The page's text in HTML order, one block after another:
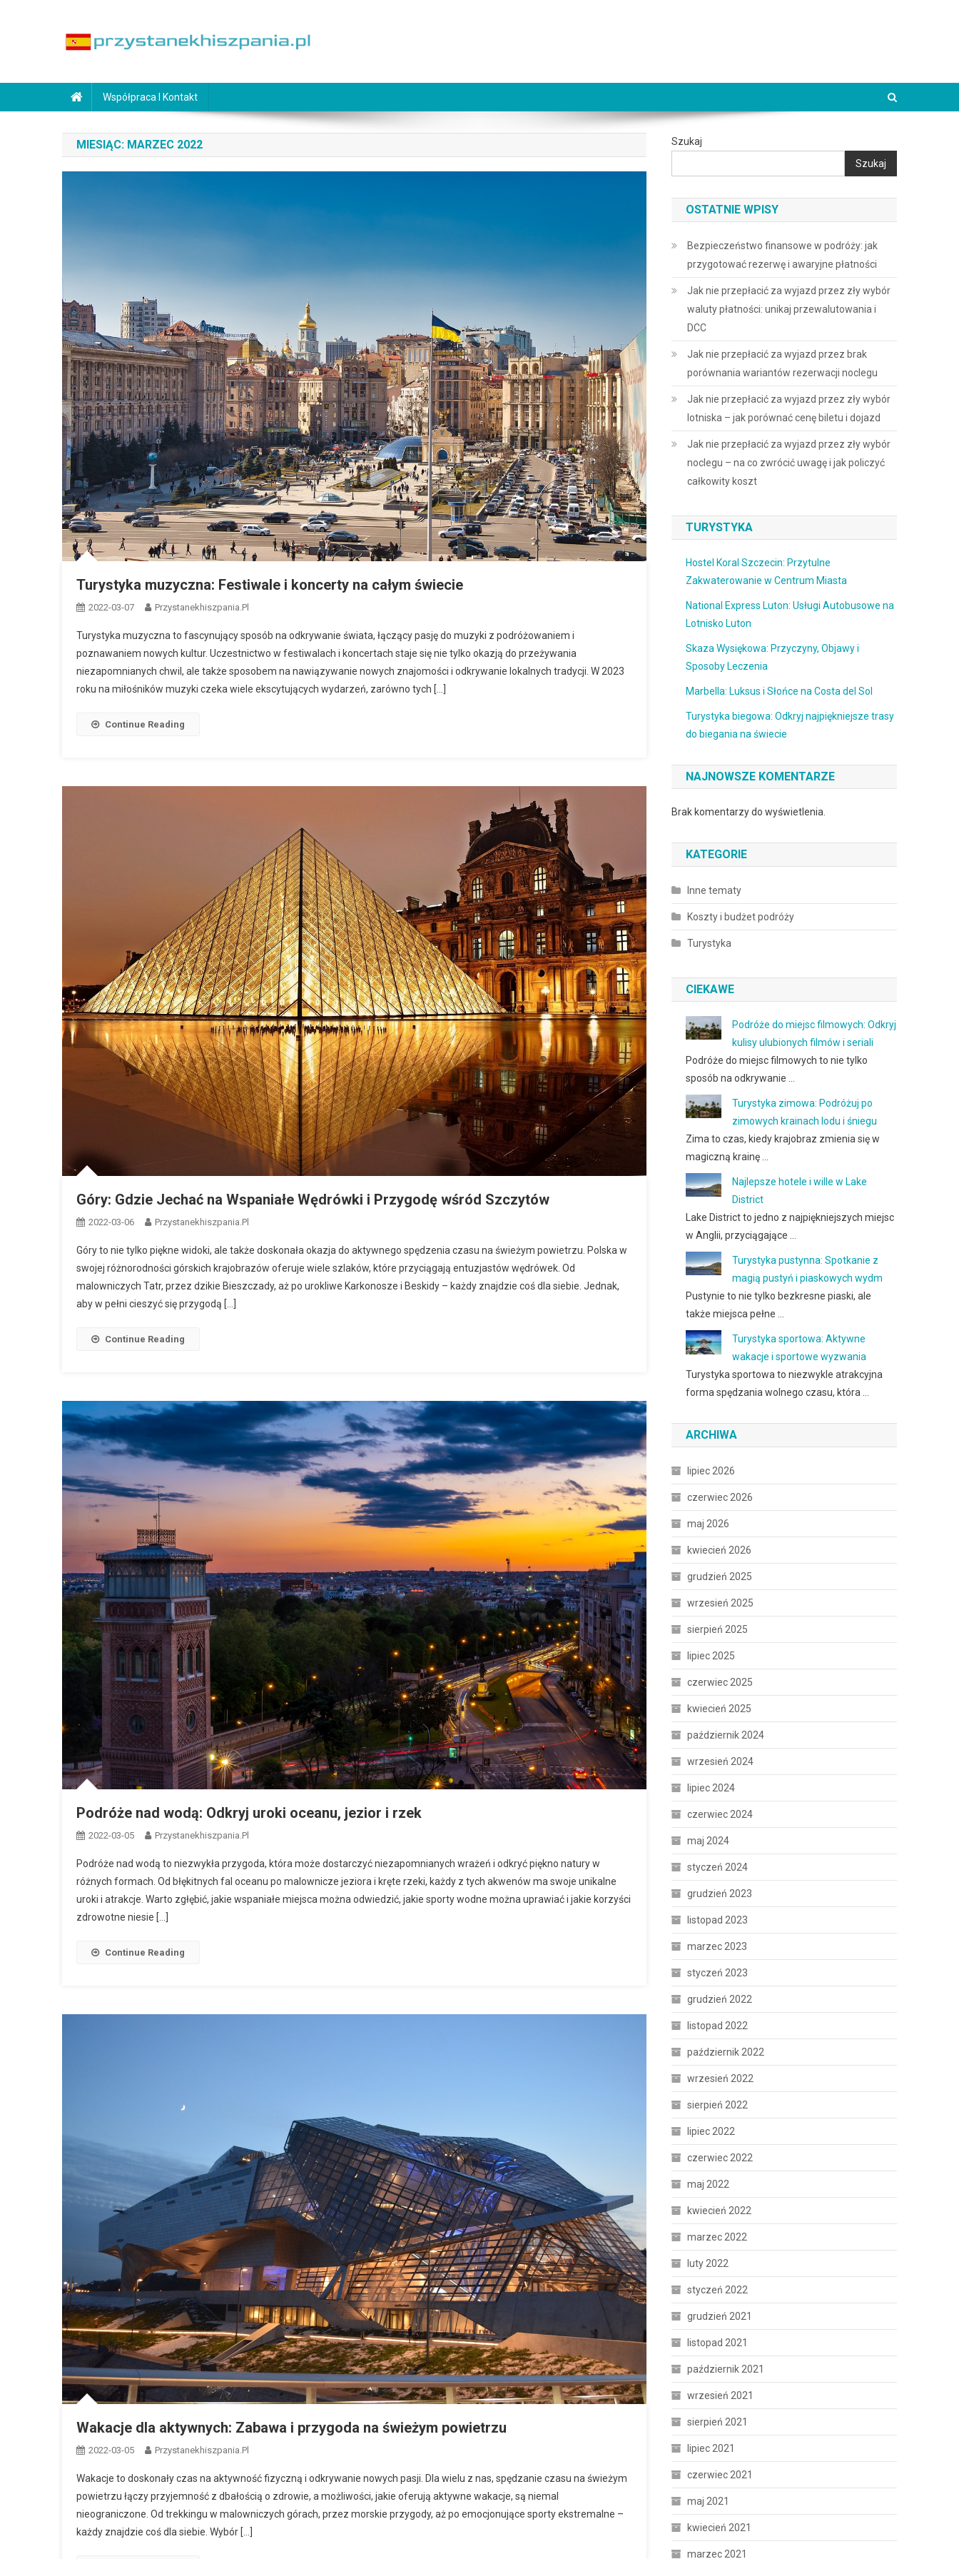
Współpraca I Kontakt
MIESIĄC: MARZEC 2022
Turystyka muzyczna: Festiwale i koncerty na całym świecie
2022-03-07 Przystanekhiszpania.pl
Turystyka muzyczna to fascynujący sposób na odkrywanie świata, łączący pasję do muzyki z podróżowaniem i
poznawaniem nowych kultur. Uczestnictwo w festiwalach i koncertach staje się nie tylko okazją do przeżywania
niezapomnianych chwil, ale także sposobem na nawiązywanie nowych znajomości i odkrywanie lokalnych tradycji. W 2023
roku na miłośników muzyki czeka wiele ekscytujących wydarzeń, zarówno tych […]
Continue Reading
Góry: Gdzie Jechać na Wspaniałe Wędrówki i Przygodę wśród Szczytów
2022-03-06 Przystanekhiszpania.pl
Góry to nie tylko piękne widoki, ale także doskonała okazja do aktywnego spędzenia czasu na świeżym powietrzu. Polska w
swojej różnorodności górskich krajobrazów oferuje wiele szlaków, które przyciągają entuzjastów wędrówek. Od
malowniczych Tatr, przez dzikie Bieszczady, aż po urokliwe Karkonosze i Beskidy – każdy znajdzie coś dla siebie. Jednak,
aby w pełni cieszyć się przygodą […]
Continue Reading
Podróże nad wodą: Odkryj uroki oceanu, jezior i rzek
2022-03-05 Przystanekhiszpania.pl
Podróże nad wodą to niezwykła przygoda, która może dostarczyć niezapomnianych wrażeń i odkryć piękno natury w
różnych formach. Od błękitnych fal oceanu po malownicze jeziora i kręte rzeki, każdy z tych akwenów ma swoje unikalne
uroki i atrakcje. Warto zgłębić, jakie wspaniałe miejsca można odwiedzić, jakie sporty wodne można uprawiać i jakie korzyści
zdrowotne niesie […]
Continue Reading
Wakacje dla aktywnych: Zabawa i przygoda na świeżym powietrzu
2022-03-05 Przystanekhiszpania.pl
Wakacje to doskonały czas na aktywność fizyczną i odkrywanie nowych pasji. Dla wielu z nas, spędzanie czasu na świeżym
powietrzu łączy przyjemność z dbałością o zdrowie, a możliwości, jakie oferują aktywne wakacje, są niemal
nieograniczone. Od trekkingu w malowniczych górach, przez morskie przygody, aż po emocjonujące sporty ekstremalne –
każdy znajdzie coś dla siebie. Wybór […]
Szukaj
Szukaj
OSTATNIE WPISY
Bezpieczeństwo finansowe w podróży: jak
przygotować rezerwę i awaryjne płatności
Jak nie przepłacić za wyjazd przez zły wybór
waluty płatności: unikaj przewalutowania i
DCC
Jak nie przepłacić za wyjazd przez brak
porównania wariantów rezerwacji noclegu
Jak nie przepłacić za wyjazd przez zły wybór
lotniska – jak porównać cenę biletu i dojazd
Jak nie przepłacić za wyjazd przez zły wybór
noclegu – na co zwrócić uwagę i jak policzyć
całkowity koszt
TURYSTYKA
Hostel Koral Szczecin: Przytulne
Zakwaterowanie w Centrum Miasta
National Express Luton: Usługi Autobusowe na
Lotnisko Luton
Skaza Wysiękowa: Przyczyny, Objawy i
Sposoby Leczenia
Marbella: Luksus i Słońce na Costa del Sol
Turystyka biegowa: Odkryj najpiękniejsze trasy
do biegania na świecie
NAJNOWSZE KOMENTARZE
Brak komentarzy do wyświetlenia.
KATEGORIE
Inne tematy
Koszty i budżet podróży
Turystyka
CIEKAWE
Podróże do miejsc filmowych: Odkryj
kulisy ulubionych filmów i seriali
Podróże do miejsc filmowych to nie tylko
sposób na odkrywanie …
Turystyka zimowa: Podróżuj po
zimowych krainach lodu i śniegu
Zima to czas, kiedy krajobraz zmienia się w
magiczną krainę …
Najlepsze hotele i wille w Lake
District
Lake District to jedno z najpiękniejszych miejsc
w Anglii, przyciągające …
Turystyka pustynna: Spotkanie z
magią pustyń i piaskowych wydm
Pustynie to nie tylko bezkresne piaski, ale
także miejsca pełne …
Turystyka sportowa: Aktywne
wakacje i sportowe wyzwania
Turystyka sportowa to niezwykle atrakcyjna
forma spędzania wolnego czasu, która …
ARCHIWA
lipiec 2026
czerwiec 2026
maj 2026
kwiecień 2026
grudzień 2025
wrzesień 2025
sierpień 2025
lipiec 2025
czerwiec 2025
kwiecień 2025
październik 2024
wrzesień 2024
lipiec 2024
czerwiec 2024
maj 2024
styczeń 2024
grudzień 2023
listopad 2023
marzec 2023
styczeń 2023
grudzień 2022
listopad 2022
październik 2022
wrzesień 2022
sierpień 2022
lipiec 2022
czerwiec 2022
maj 2022
kwiecień 2022
marzec 2022
luty 2022
styczeń 2022
grudzień 2021
listopad 2021
październik 2021
wrzesień 2021
sierpień 2021
lipiec 2021
czerwiec 2021
maj 2021
kwiecień 2021
marzec 2021